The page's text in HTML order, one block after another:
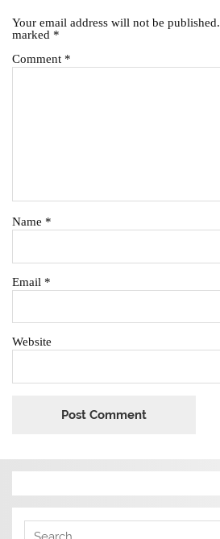
Your email address will not be published.
marked *
Comment *
Name *
Email *
Website